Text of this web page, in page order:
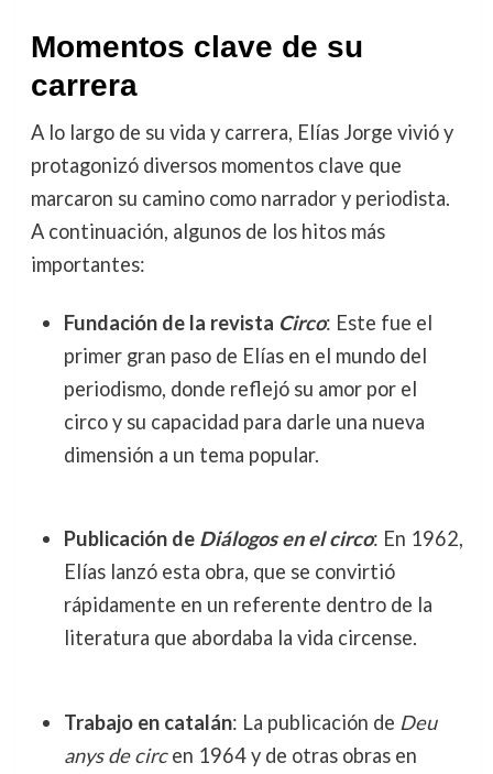
Momentos clave de su
carrera
A lo largo de su vida y carrera, Elías Jorge vivió y
protagonizó diversos momentos clave que
marcaron su camino como narrador y periodista.
A continuación, algunos de los hitos más
importantes:
Fundación de la revista Circo: Este fue el
primer gran paso de Elías en el mundo del
periodismo, donde reflejó su amor por el
circo y su capacidad para darle una nueva
dimensión a un tema popular.
Publicación de Diálogos en el circo: En 1962,
Elías lanzó esta obra, que se convirtió
rápidamente en un referente dentro de la
literatura que abordaba la vida circense.
Trabajo en catalán: La publicación de Deu
anys de circen 1964 y de otras obras en